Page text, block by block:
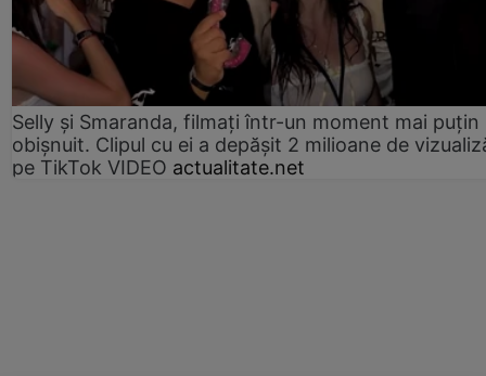
Selly și Smaranda, filmați într-un moment mai puțin
obișnuit. Clipul cu ei a depășit 2 milioane de
pe TikTok VIDEO actualitate.net